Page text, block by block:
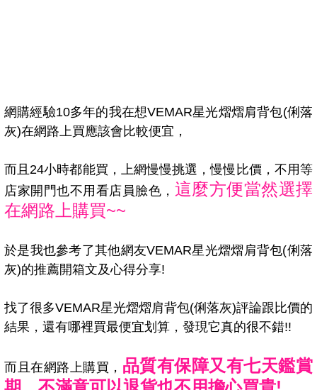
網購經驗10多年的我在想VEMAR星光熠熠肩背包(俐落
灰)在網路上買應該會比較便宜，
而且24小時都能買，上網慢慢挑選，慢慢比價，不用等
店家開門也不用看店員臉色， 這麼方便當然選擇
在網路上購買~~
於是我也參考了其他網友VEMAR星光熠熠肩背包(俐落
灰)的推薦開箱文及心得分享!
找了很多VEMAR星光熠熠肩背包(俐落灰)評論跟比價的
結果，還有哪裡買最便宜划算，發現它真的很不錯!!
而且在網路上購買， 品質有保障又有七天鑑賞